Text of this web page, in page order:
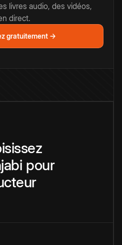
livres audio, des vidéos,
direct.
gratuitement →
pour